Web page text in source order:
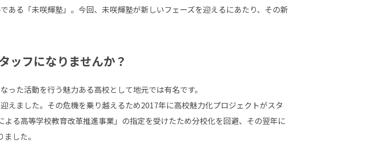
ある「未咲輝塾」。今回、未咲輝塾が新しいフェーズを迎えるにあたり、その新
ッフになりませんか？
た活動を行う魅力ある高校として地元では有名です。
えました。その危機を乗り越えるため2017年に高校魅力化プロジェクトがスタ
る高等学校教育改革推進事業」の指定を受けたため分校化を回避、その翌年に
した。